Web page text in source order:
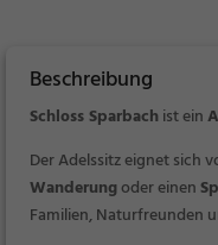
Beschreibung
Schloss Sparbach ist ein
Der Adelssitz eignet sich
Wanderungoder einen
Familien, Naturfreunden